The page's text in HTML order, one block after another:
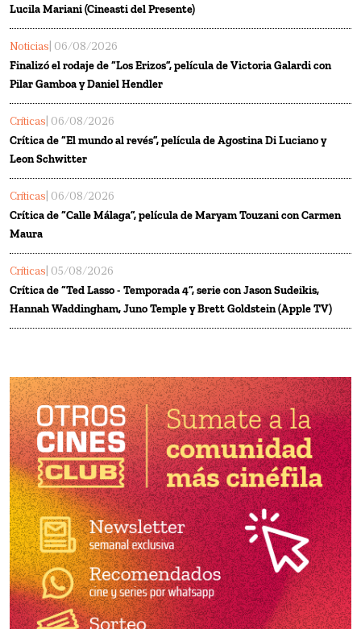
Lucila Mariani (Cineasti del Presente)
Noticias | 06/08/2026
Finalizó el rodaje de “Los Erizos”, película de Victoria Galardi con
Pilar Gamboa y Daniel Hendler
Críticas | 06/08/2026
Crítica de “El mundo al revés”, película de Agostina Di Luciano y
Leon Schwitter
Críticas | 06/08/2026
Crítica de “Calle Málaga”, película de Maryam Touzani con Carmen
Maura
Críticas | 05/08/2026
Crítica de “Ted Lasso - Temporada 4”, serie con Jason Sudeikis,
Hannah Waddingham, Juno Temple y Brett Goldstein (Apple TV)